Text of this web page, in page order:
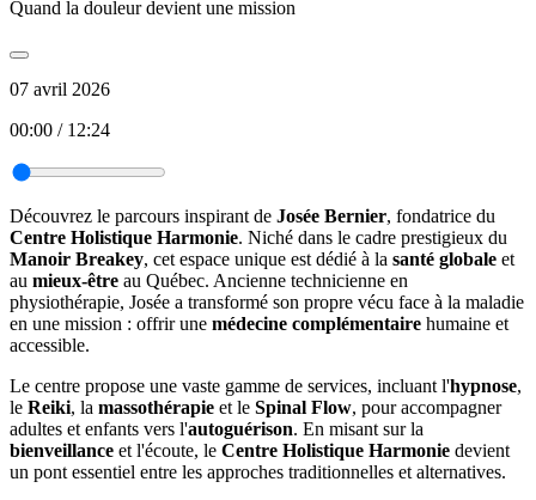
Quand la douleur devient une mission
07 avril 2026
00:00 / 12:24
Découvrez le parcours inspirant de Josée Bernier, fondatrice du
Centre Holistique Harmonie. Niché dans le cadre prestigieux du
Manoir Breakey, cet espace unique est dédié à la santé globale et
au mieux-être au Québec. Ancienne technicienne en
physiothérapie, Josée a transformé son propre vécu face à la maladie
en une mission : offrir une médecine complémentaire humaine et
accessible.
Le centre propose une vaste gamme de services, incluant l'hypnose,
le Reiki, la massothérapie et le Spinal Flow, pour accompagner
adultes et enfants vers l'autoguérison. En misant sur la
bienveillance et l'écoute, le Centre Holistique Harmonie devient
un pont essentiel entre les approches traditionnelles et alternatives.